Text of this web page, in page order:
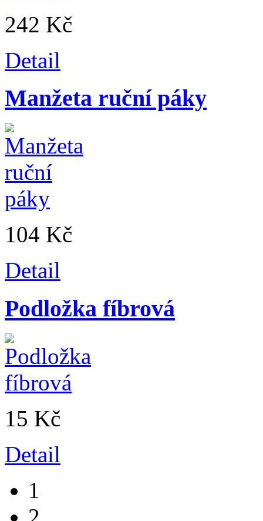
242 Kč
Detail
Manžeta ruční páky
104 Kč
Detail
Podložka fíbrová
15 Kč
Detail
1